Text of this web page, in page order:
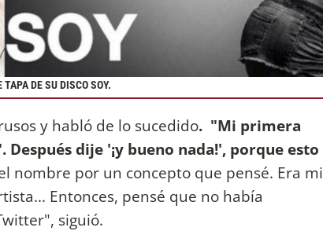
DE SU DISCO SOY.
y habló de lo sucedido. "Mi primera
dije '¡y bueno nada!', porque esto
nombre por un concepto que pensé. Era mi
Entonces, pensé que no había
siguió.